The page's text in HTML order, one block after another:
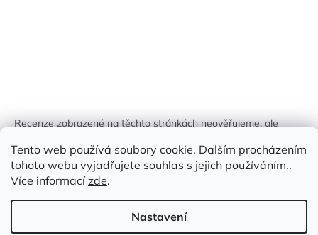
Tento web používá soubory cookie. Dalším procházením
tohoto webu vyjadřujete souhlas s jejich používáním..
Více informacízde.
Nastavení
Recenze zobrazené na těchto stránkách neověřujeme, ale
identifikován.
Vytvořil Shoptet